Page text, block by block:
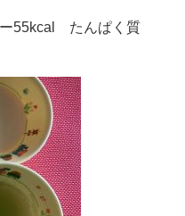
ー55kcal たんぱく質